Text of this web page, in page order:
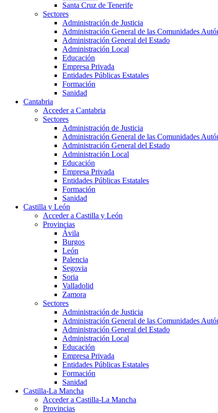
Santa Cruz de Tenerife
Sectores
Administración de Justicia
Administración General de las Comunidades
Administración General del Estado
Administración Local
Educación
Empresa Privada
Entidades Públicas Estatales
Formación
Sanidad
Cantabria
Acceder a Cantabria
Sectores
Administración de Justicia
Administración General de las Comunidades
Administración General del Estado
Administración Local
Educación
Empresa Privada
Entidades Públicas Estatales
Formación
Sanidad
Castilla y León
Acceder a Castilla y León
Provincias
Ávila
Burgos
León
Palencia
Segovia
Soria
Valladolid
Zamora
Sectores
Administración de Justicia
Administración General de las Comunidades
Administración General del Estado
Administración Local
Educación
Empresa Privada
Entidades Públicas Estatales
Formación
Sanidad
Castilla-La Mancha
Acceder a Castilla-La Mancha
Provincias